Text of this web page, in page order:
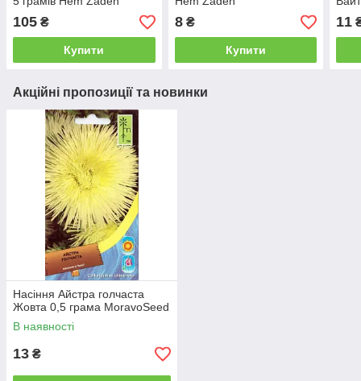
105 ₴
Купити
8₴
Купити
11
Акційні пропозиції та новинки
Насіння Айстра голчаста
Жовта 0,5 грама MoravoSeed
В наявності
13 ₴